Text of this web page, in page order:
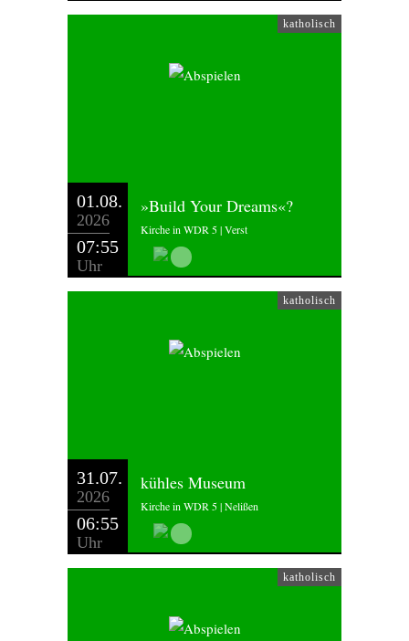
katholisch
01.08.
2026
07:55
Uhr
»Build Your Dreams«?
Kirche in WDR 5 | Verst
katholisch
31.07.
2026
06:55
Uhr
kühles Museum
Kirche in WDR 5 | Nelißen
katholisch